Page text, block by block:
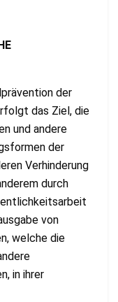
der
das Ziel, die
und andere
der
Verhinderung
durch
von
welche die
in ihrer